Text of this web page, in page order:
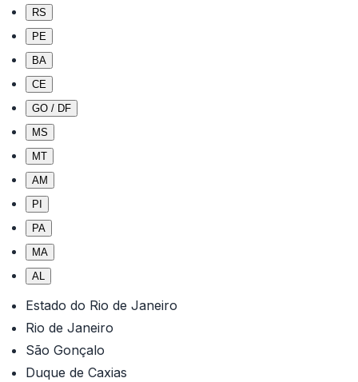
RS
PE
BA
CE
GO / DF
MS
MT
AM
PI
PA
MA
AL
Estado do Rio de Janeiro
Rio de Janeiro
São Gonçalo
Duque de Caxias